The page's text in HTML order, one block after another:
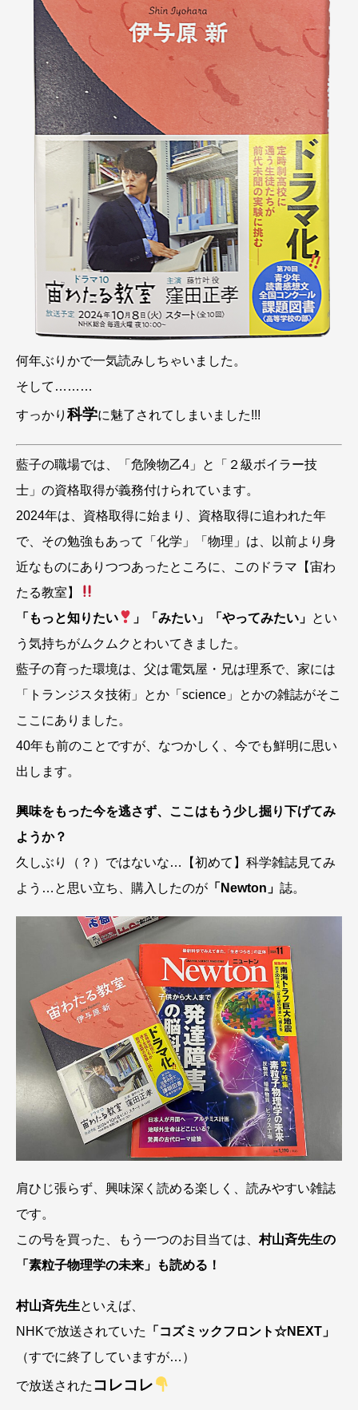
何年ぶりかで一気読みしちゃいました。
そして………
すっかり 科学に魅了されてしまいました!!!
藍子の職場では、「危険物乙4」と「２級ボイラー技
士」の資格取得が義務付けられています。
2024年は、資格取得に始まり、資格取得に追われた年
で、その勉強もあって「化学」「物理」は、以前より身
近なものにありつつあったところに、このドラマ【宙わ
たる教室】
「もっと知りたい
」「みたい」「やってみたい」 とい
う気持ちがムクムクとわいてきました。
藍子の育った環境は、父は電気屋・兄は理系で、家には
「トランジスタ技術」とか「science」とかの雑誌がそこ
ここにありました。
40年も前のことですが、なつかしく、今でも鮮明に思い
出します。
興味をもった今を逃さず、ここはもう少し掘り下げてみ
ようか？
久しぶり（？）ではないな…【初めて】科学雑誌見てみ
よう…と思い立ち、購入したのが 「Newton」 誌。
肩ひじ張らず、興味深く読める楽しく、読みやすい雑誌
です。
この号を買った、もう一つのお目当ては、村山斉先生の
「素粒子物理学の未来」も読める！
村山斉先生といえば、
NHKで放送されていた
「コズミックフロント☆NEXT」
（すでに終了していますが…）
で放送された コレコレ